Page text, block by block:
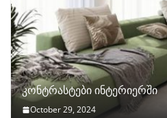
კონტრასტები ინტერიერში
October 29, 2024